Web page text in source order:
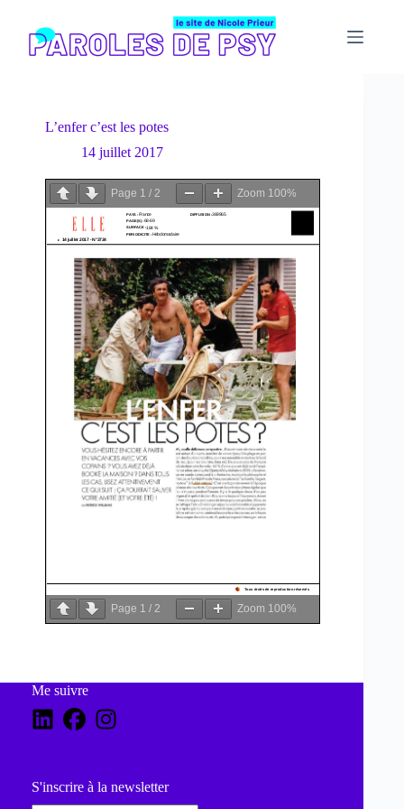
contenu
L’enfer c’est les potes
14 juillet 2017
Page 1 / 2 Zoom 100%
Page 1 / 2 Zoom 100%
Me suivre
S'inscrire à la newsletter